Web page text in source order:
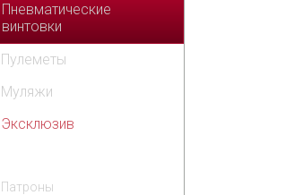
Пневматические
винтовки
Пулеметы
Муляжи
Эксклюзив
Патроны